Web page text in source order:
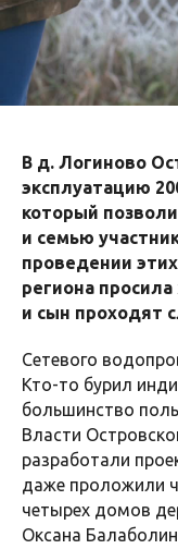
В д. Логиново
эксплуатацию
который
и семью
проведении
региона
и сын проходят
Сетевого
Кто-то бурил
большинство
Власти
разработали
даже проложили
четырех домов
Оксана